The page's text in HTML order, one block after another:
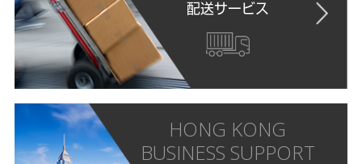
配送サービス
HONG KONG
BUSINESS SUPPORT